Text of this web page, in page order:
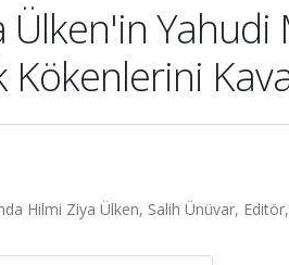
Ülken'in
Kökenlerini
Hilmi Ziya Ülken, Salih Ünüvar,